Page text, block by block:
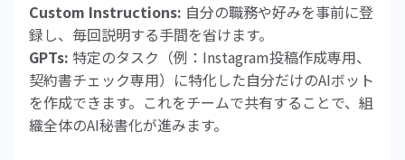
Custom Instructions: 自分の職務や好みを事前に登
録し、毎回説明する手間を省けます。
GPTs: 特定のタスク（例：Instagram投稿作成専用、
契約書チェック専用）に特化した自分だけのAIボット
を作成できます。これをチームで共有することで、組
織全体のAI秘書化が進みます。